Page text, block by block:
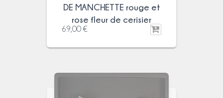
DE MANCHETTE rouge et
rose fleur de cerisier
69,00€